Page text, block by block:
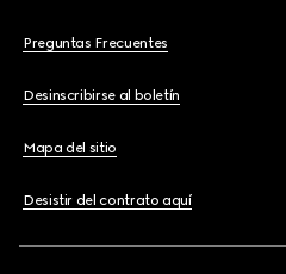
Preguntas Frecuentes
Desinscribirse al boletín
Mapa del sitio
Desistir del contrato aquí